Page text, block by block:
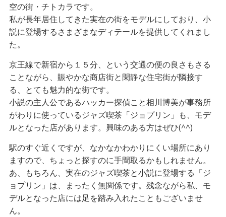
空の街・チトカラです。
私が長年居住してきた実在の街をモデルにしており、小
説に登場するさまざまなディテールを提供してくれまし
た。
京王線で新宿から１５分、という交通の便の良さもさる
ことながら、賑やかな商店街と閑静な住宅街が隣接す
る、とても魅力的な街です。
小説の主人公であるハッカー探偵こと相川博美が事務所
がわりに使っているジャズ喫茶「ジョプリン」も、モデ
ルとなった店があります。興味のある方はぜひ(^^)
駅のすぐ近くですが、なかなかわかりにくい場所にあり
ますので、ちょっと探すのに手間取るかもしれません。
あ、もちろん、実在のジャズ喫茶と小説に登場する「ジ
ョプリン」は、まったく無関係です。残念ながら私、モ
デルとなった店には足を踏み入れたこともございませ
ん。